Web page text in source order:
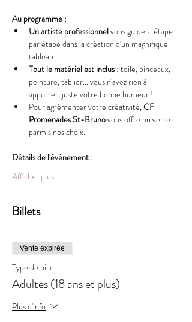
Au programme :
Un artiste professionnel vous guidera étape
par étape dans la création d'un magnifique
tableau.
Tout le matériel est inclus : toile, pinceaux,
peinture, tablier... vous n'avez rien à
apporter, juste votre bonne humeur !
Pour agrémenter votre créativité, CF
Promenades St-Bruno vous offre un verre
parmis nos choix.
Détails de l'événement :
Afficher plus
Billets
Vente expirée
Type de billet
Adultes (18 ans et plus)
Plus d'info